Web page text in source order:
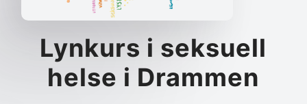
Lynkurs i sek­suell
helse i Drammen